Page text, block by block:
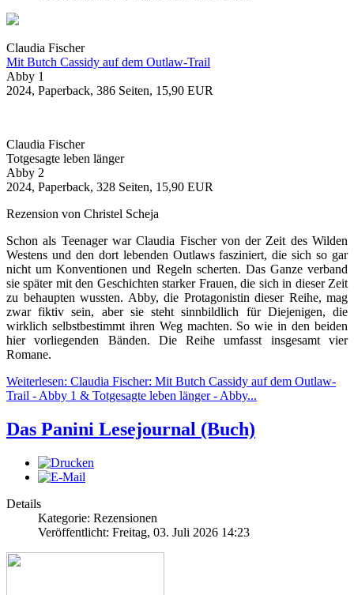
Claudia Fischer
Mit Butch Cassidy auf dem Outlaw-Trail
Abby 1
2024, Paperback, 386 Seiten, 15,90 EUR
Claudia Fischer
Totgesagte leben länger
Abby 2
2024, Paperback, 328 Seiten, 15,90 EUR
Rezension von Christel Scheja
Schon als Teenager war Claudia Fischer von der Zeit des Wilden
Westens und den dort lebenden Outlaws fasziniert, die sich so gar
nicht um Konventionen und Regeln scherten. Das Ganze verband
sie später mit den Geschichten starker Frauen, die sich in dieser Zeit
zu behaupten wussten. Abby, die Protagonistin dieser Reihe, mag
zwar fiktiv sein, aber sie steht sinnbildlich für Diejenigen, die
wirklich selbstbestimmt ihren Weg machten. So wie in den beiden
hier vorliegenden Bänden. Die Reihe umfasst insgesamt vier
Romane.
Weiterlesen: Claudia Fischer: Mit Butch Cassidy auf dem Outlaw-
Trail - Abby 1 & Totgesagte leben länger - Abby...
Das Panini Lesejournal (Buch)
Details
Kategorie: Rezensionen
Veröffentlicht: Freitag, 03. Juli 2026 14:23